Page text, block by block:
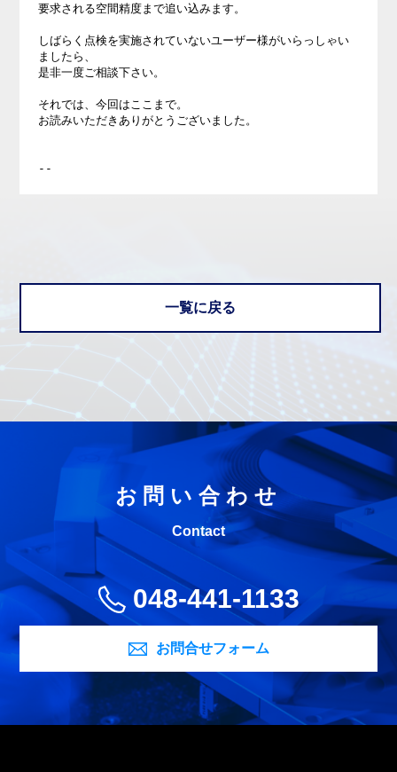
要求される空間精度まで追い込みます。
しばらく点検を実施されていないユーザー様がいらっしゃい
ましたら、
是非一度ご相談下さい。
それでは、今回はここまで。
お読みいただきありがとうございました。
一覧に戻る
お問い合わせ
Contact
048-441-1133
お問合せフォーム